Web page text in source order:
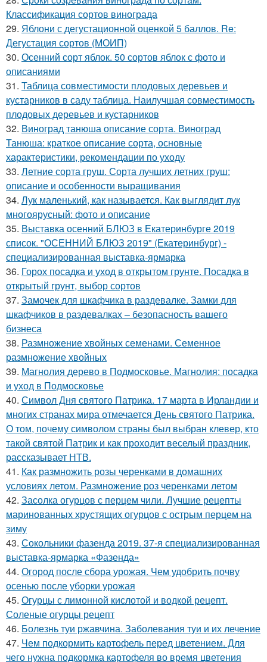
Классификация сортов винограда
29. Яблони с дегустационной оценкой 5 баллов. Re:
Дегустация сортов (МОИП)
30. Осенний сорт яблок. 50 сортов яблок с фото и
описаниями
31. Таблица совместимости плодовых деревьев и
кустарников в саду таблица. Наилучшая совместимость
плодовых деревьев и кустарников
32. Виноград танюша описание сорта. Виноград
Танюша: краткое описание сорта, основные
характеристики, рекомендации по уходу
33. Летние сорта груш. Сорта лучших летних груш:
описание и особенности выращивания
34. Лук маленький, как называется. Как выглядит лук
многоярусный: фото и описание
35. Выставка осенний БЛЮЗ в Екатеринбурге 2019
список. "ОСЕННИЙ БЛЮЗ 2019" (Екатеринбург) -
специализированная выставка-ярмарка
36. Горох посадка и уход в открытом грунте. Посадка в
открытый грунт, выбор сортов
37. Замочек для шкафчика в раздевалке. Замки для
шкафчиков в раздевалках – безопасность вашего
бизнеса
38. Размножение хвойных семенами. Семенное
размножение хвойных
39. Магнолия дерево в Подмосковье. Магнолия: посадка
и уход в Подмосковье
40. Символ Дня святого Патрика. 17 марта в Ирландии и
многих странах мира отмечается День святого Патрика.
О том, почему символом страны был выбран клевер, кто
такой святой Патрик и как проходит веселый праздник,
рассказывает НТВ.
41. Как размножить розы черенками в домашних
условиях летом. Размножение роз черенками летом
42. Засолка огурцов с перцем чили. Лучшие рецепты
маринованных хрустящих огурцов с острым перцем на
зиму
43. Сокольники фазенда 2019. 37-я специализированная
выставка-ярмарка «Фазенда»
44. Огород после сбора урожая. Чем удобрить почву
осенью после уборки урожая
45. Огурцы с лимонной кислотой и водкой рецепт.
Соленые огурцы рецепт
46. Болезнь туи ржавчина. Заболевания туи и их лечение
47. Чем подкормить картофель перед цветением. Для
чего нужна подкормка картофеля во время цветения